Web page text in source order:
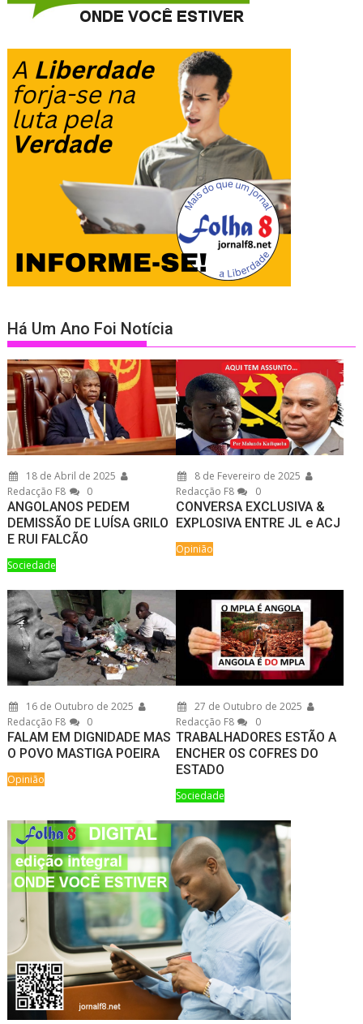
Há Um Ano Foi Notícia
18 de Abril de 2025
Redacção F8
0
ANGOLANOS PEDEM
DEMISSÃO DE LUÍSA GRILO
E RUI FALCÃO
Sociedade
8 de Fevereiro de 2025
Redacção F8
0
CONVERSA EXCLUSIVA &
EXPLOSIVA ENTRE JL e ACJ
Opinião
16 de Outubro de 2025
Redacção F8
0
FALAM EM DIGNIDADE MAS
O POVO MASTIGA POEIRA
Opinião
27 de Outubro de 2025
Redacção F8
0
TRABALHADORES ESTÃO A
ENCHER OS COFRES DO
ESTADO
Sociedade